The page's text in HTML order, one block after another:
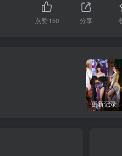
点赞150 分享
更新记录